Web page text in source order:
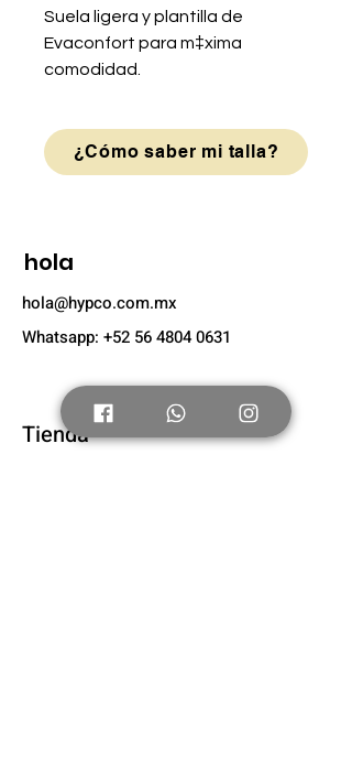
Suela ligera y plantilla de
Evaconfort para m‡xima
comodidad.
¿Cómo saber mi talla?
hola
hola@hypco.com.mx
Whatsapp: +52 56 4804 0631
Tienda